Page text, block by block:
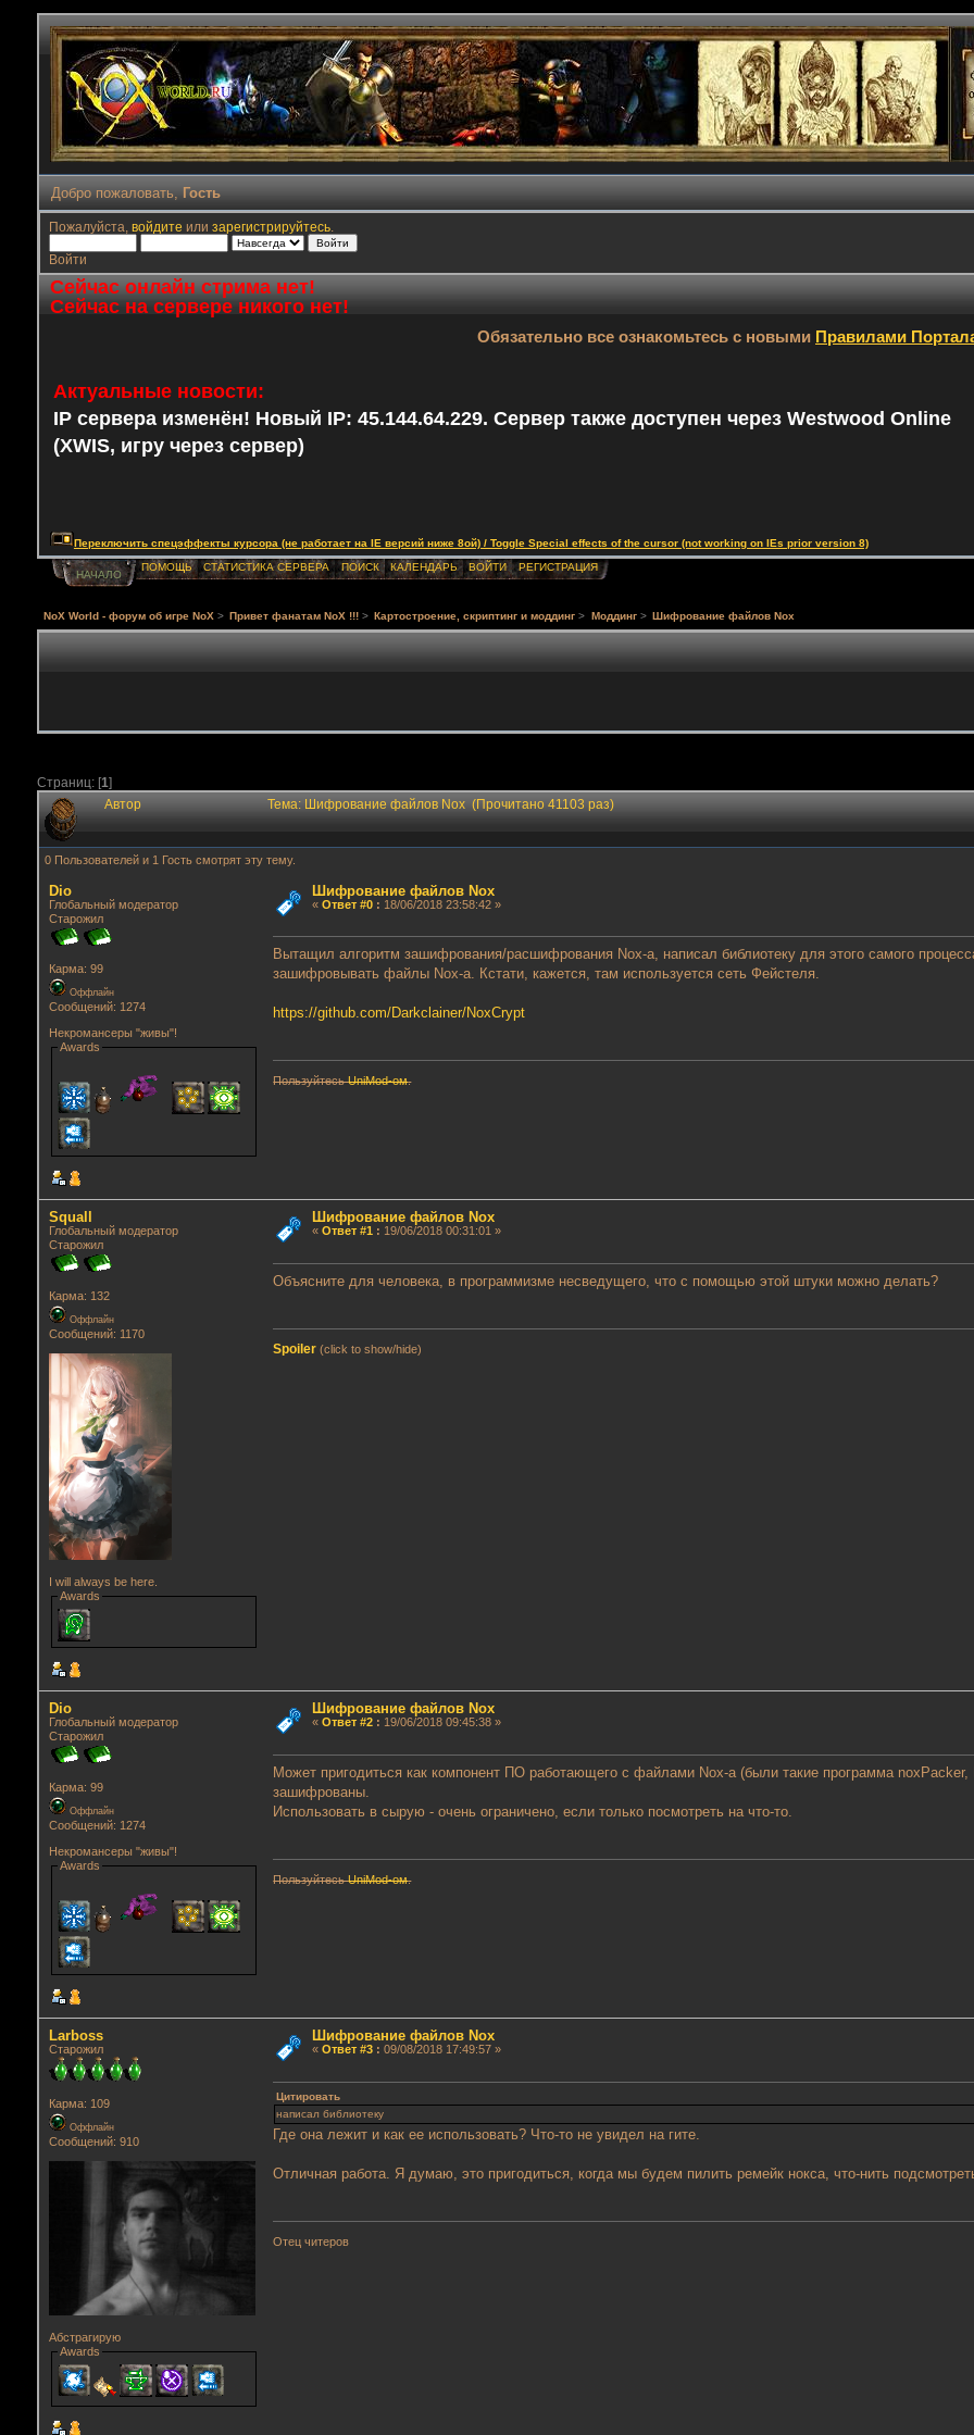
Добро пожаловать, Гость
Пожалуйста, войдите или зарегистрируйтесь.
Войти
Сейчас онлайн стрима нет!
Сейчас на сервере никого нет!
Обязательно все ознакомьтесь с новыми Правилами
Актуальные новости:
IP сервера изменён! Новый IP: 45.144.64.229. Сервер также доступен через Westwood Online
(XWIS, игру через сервер)
Переключить спецэффекты курсора (не работает на IE версий ниже 8ой) / Toggle Special effects of the cursor (not working on IEs prior version 8)
НАЧАЛО
ПОМОЩЬ СТАТИСТИКА СЕРВЕРА ПОИСК КАЛЕНДАРЬ ВОЙТИ РЕГИСТРАЦИЯ
NoX World - форум об игре NoX > Привет фанатам NoX !!! > Картостроение, скриптинг и моддинг > Моддинг> Шифрование файлов Nox
Страниц: [1]
Автор Тема: Шифрование файлов Nox (Прочитано 41103 раз)
0 Пользователей и 1 Гость смотрят эту тему.
Dio
Глобальный модератор
Старожил
Карма: 99
Оффлайн
Сообщений: 1274
Некромансеры "живы"!
Awards
Шифрование файлов Nox
« Ответ #0: 18/06/2018 23:58:42 »
Вытащил алгоритм зашифрования/расшифрования Nox-а, написал библиотеку для этого самого
зашифровывать файлы Nox-а. Кстати, кажется, там используется сеть Фейстеля.
https://github.com/Darkclainer/NoxCrypt
ПользуйтесьUniMod-ом.
Squall
Глобальный модератор
Старожил
Карма: 132
Оффлайн
Сообщений: 1170
I will always be here.
Awards
Шифрование файлов Nox
« Ответ #1: 19/06/2018 00:31:01 »
Объясните для человека, в программизме несведущего, что с помощью этой штуки можно делать?
Spoiler (click to show/hide)
Dio
Глобальный модератор
Старожил
Карма: 99
Оффлайн
Сообщений: 1274
Некромансеры "живы"!
Awards
Шифрование файлов Nox
« Ответ #2: 19/06/2018 09:45:38 »
Может пригодиться как компонент ПО работающего с файлами Nox-a (были такие программа noxPacker,
зашифрованы.
Использовать в сырую - очень ограничено, если только посмотреть на что-то.
ПользуйтесьUniMod-ом.
Lаrboss
Старожил
Карма: 109
Оффлайн
Сообщений: 910
Абстрагирую
Awards
Шифрование файлов Nox
« Ответ #3: 09/08/2018 17:49:57 »
Цитировать
написал библиотеку
Где она лежит и как ее использовать? Что-то не увидел на гите.
Отличная работа. Я думаю, это пригодиться, когда мы будем пилить ремейк нокса, что-нить
Отец читеров